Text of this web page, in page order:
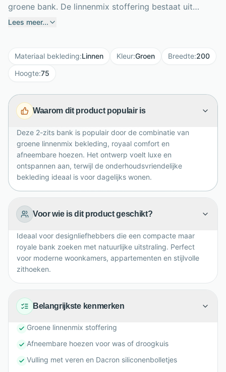
groene bank. De linnenmix stoffering bestaat uit
katoen, linnen, viscose en polyester, waardoor de
voor een comfortabel loungegevoel, ideaal voor
dagelijks gebruik. Met een breedte van 200 cm, totale
Weave royaal zitcomfort voor twee personen. De
afneembare hoezen zijn geschikt voor machinewas of
onderhoudsvriendelijk maakt. Ontworpen door Paul
Delaisse en volledig afgemonteerd geleverd.
Lees meer...
Materiaal bekleding:Linnen Kleur:Groen Breedte:200
Hoogte:75
Waarom dit product populair is
Deze 2-zits bank is populair door de combinatie van
groene linnenmix bekleding, royaal comfort en
afneembare hoezen. Het ontwerp voelt luxe en
ontspannen aan, terwijl de onderhoudsvriendelijke
bekleding ideaal is voor dagelijks wonen.
Voor wie is dit product geschikt?
Ideaal voor designliefhebbers die een compacte maar
royale bank zoeken met natuurlijke uitstraling. Perfect
voor moderne woonkamers, appartementen en stijlvolle
zithoeken.
Belangrijkste kenmerken
Groene linnenmix stoffering
Afneembare hoezen voor was of droogkuis
Vulling met veren en Dacron siliconenbolletjes